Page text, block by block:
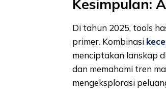
Kesimpulan:
Di tahun 2025, tools
primer. Kombinasi
menciptakan lanskap
dan memahami tren
mengeksplorasi